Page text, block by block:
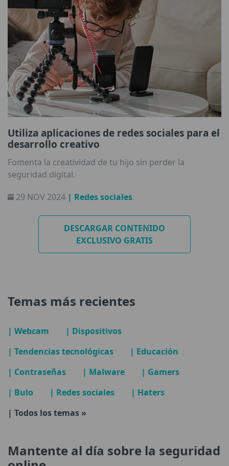
Utiliza aplicaciones de redes sociales para el
desarrollo creativo
Fomenta la creatividad de tu hijo sin perder la
seguridad digital.
29 NOV 2024 | Redes sociales
DESCARGAR CONTENIDO
EXCLUSIVO GRATIS
Temas más recientes
| Webcam
| Dispositivos
| Tendencias tecnológicas
| Educación
| Contraseñas
| Malware
| Gamers
| Bulo
| Redes sociales
| Haters
| Todos los temas »
Mantente al día sobre la seguridad